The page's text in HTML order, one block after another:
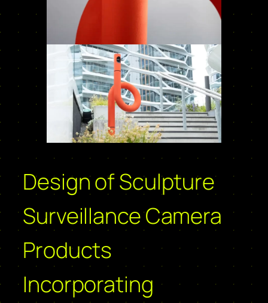
Design of Sculpture
Surveillance Camera
Products
Incorporating